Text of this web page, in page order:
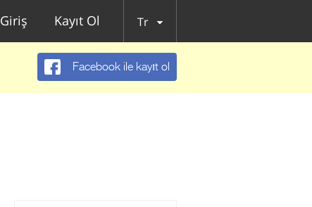
Giriş Kayıt Ol Tr
Facebook ile kayıt ol